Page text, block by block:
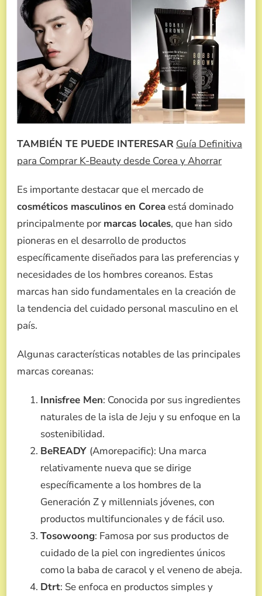
TAMBIÉN TE PUEDE INTERESAR Guía Definitiva
para Comprar K-Beauty desde Corea y Ahorrar
Es importante destacar que el mercado de
cosméticos masculinos en Coreaestá dominado
principalmente por marcas locales, que han sido
pioneras en el desarrollo de productos
específicamente diseñados para las preferencias y
necesidades de los hombres coreanos. Estas
marcas han sido fundamentales en la creación de
la tendencia del cuidado personal masculino en el
país.
Algunas características notables de las principales
marcas coreanas:
Innisfree Men: Conocida por sus ingredientes
naturales de la isla de Jeju y su enfoque en la
sostenibilidad.
BeREADY (Amorepacific): Una marca
relativamente nueva que se dirige
específicamente a los hombres de la
Generación Z y millennials jóvenes, con
productos multifuncionales y de fácil uso.
Tosowoong: Famosa por sus productos de
cuidado de la piel con ingredientes únicos
como la baba de caracol y el veneno de abeja.
Dtrt: Se enfoca en productos simples y